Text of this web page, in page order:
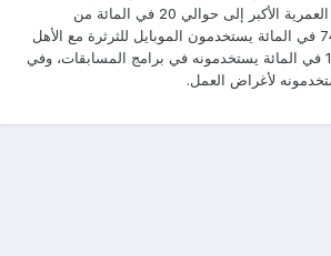
للجوال بينما تصل الفئات العمرية الأكبر إلى حوالي 20 في المائة من
مستخدمي الجوال، وإن 74 في المائة يستخدمون الموبايل للثرثرة مع الأهل
والأصدقاء والزملاء، وإن 11 في المائة يستخدمونه في برامج المسابقات، وفي